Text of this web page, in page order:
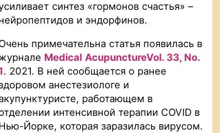
синтез «гормонов счастья» –
и эндорфинов.
примечательна статья появилась в
Medical AcupunctureVol. 33, No.
. 2021. В ней сообщается о ранее
анестезиологе и
работающем в
интенсивной терапии COVID в
Йорке, которая заразилась вирусом.